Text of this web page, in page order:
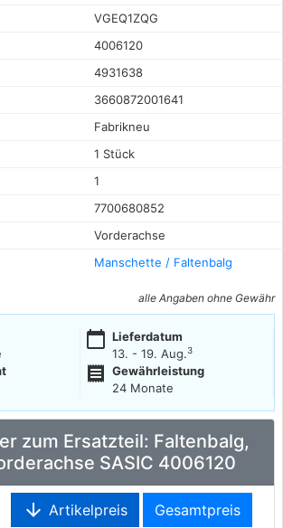
VGEQ1ZQG
4006120
4931638
3660872001641
Fabrikneu
1 Stück
1
7700680852
Vorderachse
Manschette / Faltenbalg
alle Angaben ohne Gewähr
calendar_today Lieferdatum
13. - 19. Aug.3
receipt
Gewährleistung
24 Monate
zum Ersatzteil: Faltenbalg,
SASIC 4006120
arrow_downward Artikelpreis Gesamtpreis